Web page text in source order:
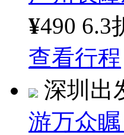
¥490 6.3
查看行程
深圳出
游万众